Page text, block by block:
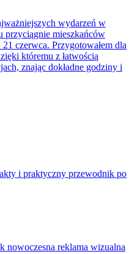
wydarzeń w
przyciągnie mieszkańców
czerwca. Przygotowałem dla
któremu z łatwością
znając dokładne godziny i
i praktyczny przewodnik po
nowoczesna reklama wizualna